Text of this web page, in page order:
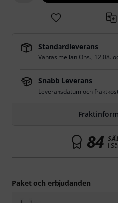
Standardleverans
Väntas mellan Ons., 12.08.
Snabb Leverans
Leveransdatum och
84 i
Paket och erbjudanden